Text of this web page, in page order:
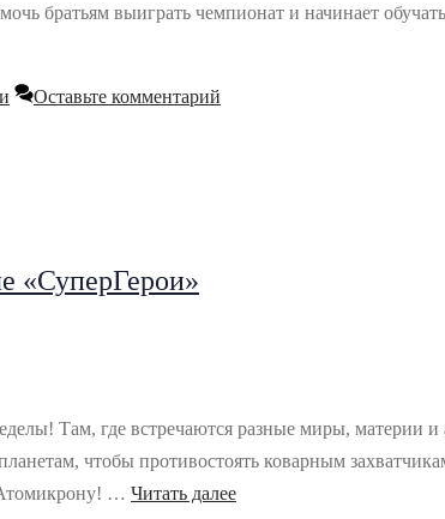
братьям выиграть чемпионат и начинает
Оставьте комментарий
«СуперГерои»
Там, где встречаются разные миры, материи и
чтобы противостоять коварным
Атомикрону! … Читать далее